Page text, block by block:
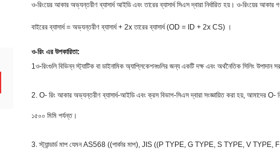
ও-রিংয়ের আকার অভ্যন্তরীণ ব্যাসার্ধ আইডি এবং তারের ব্যাসার্ধ সিএস দ্বারা নির্ধারিত হয়। ও-রিংয়ের আকার
বাইরের ব্যাসার্ধ = অভ্যন্তরীণ ব্যাসার্ধ + 2x তারের ব্যাসার্ধ (OD = ID + 2x CS) ।
ও-রিং এর উপকারিতা:
1ও-রিংগুলি বিভিন্ন স্ট্যাটিক বা ডাইনামিক অ্যাপ্লিকেশনগুলির জন্য একটি দক্ষ এবং অর্থনৈতিক সিলিং উপাদান
2. O- রিং আকার অভ্যন্তরীণ ব্যাসার্ধ-আইডি এবং ক্রস বিভাগ-সিএস দ্বারা সংজ্ঞায়িত করা হয়, আমাদের O-
১৫০০ মিমি পর্যন্ত।
3. স্ট্যান্ডার্ড মাপ যেমন AS568 ((পার্কার মাপ), JIS ((P TYPE, G TYPE, S TYPE, V TYPE,